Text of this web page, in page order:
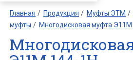
Главная Продукция Муфты ЭТМ
муфты
Многодисковая муфта Э11М